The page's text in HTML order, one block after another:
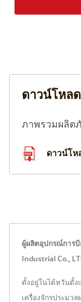
ดาวน์โหลด
ภาพรวมผลิ
ดาวน์โห
ผู้ผลิตอุปกรณ์การ
Industrial Co.,
ตั้งอยู่ในไต้หวันตั้ง
เครื่องจักรประมวล